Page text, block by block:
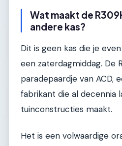
Wat maakt de
andere kas?
Dit is geen kas die je
een zaterdagmiddag. De
paradepaardje van ACD,
fabrikant die al decennia
tuinconstructies maakt.
Het is een volwaardige